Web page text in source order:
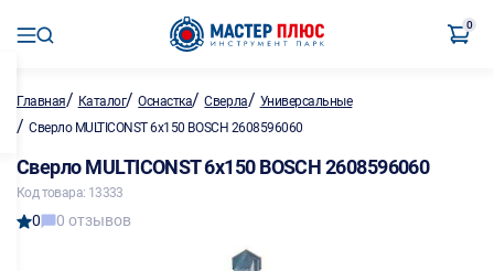
0
Главная/ Каталог/Оснастка/Сверла/ Универсальные
/ Сверло MULTICONST 6х150 BOSCH 2608596060
Сверло MULTICONST 6х150 BOSCH 2608596060
Код товара: 13333
0 0 отзывов